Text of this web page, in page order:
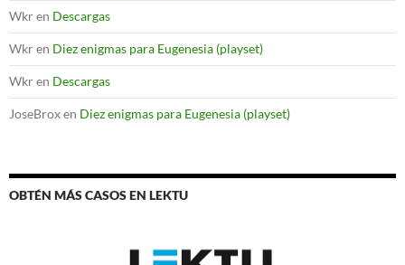
Wkren Descargas
Wkren Diez enigmas para Eugenesia (playset)
Wkren Descargas
JoseBroxen Diez enigmas para Eugenesia (playset)
OBTÉN MÁS CASOS EN LEKTU